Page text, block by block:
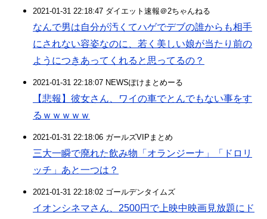
2021-01-31 22:18:47 ダイエット速報＠2ちゃんねる
なんで男は自分が汚くてハゲでデブの誰からも相手
にされない容姿なのに、若く美しい娘が当たり前の
ようにつきあってくれると思ってるの？
2021-01-31 22:18:07 NEWSぽけまとめーる
【悲報】彼女さん、ワイの車でとんでもない事をす
るｗｗｗｗｗ
2021-01-31 22:18:06 ガールズVIPまとめ
三大一瞬で廃れた飲み物「オランジーナ」「ドロリ
ッチ」あと一つは？
2021-01-31 22:18:02 ゴールデンタイムズ
イオンシネマさん、2500円で上映中映画見放題にド